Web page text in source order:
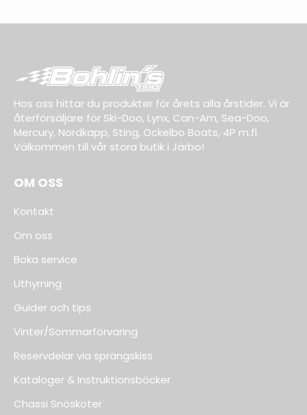
Hos oss hittar du produkter för årets alla årstider. Vi är
återförsäljare för Ski-Doo, Lynx, Can-Am, Sea-Doo,
Mercury, Nordkapp, Sting, Ockelbo Boats, 4P m.fl.
Välkommen till vår stora butik i Järbo!
OM OSS
Kontakt
Om oss
Boka service
Uthyrning
Guider och tips
Vinter/Sommarförvaring
Reservdelar via sprängskiss
Kataloger & Instruktionsböcker
Chassi Snöskoter